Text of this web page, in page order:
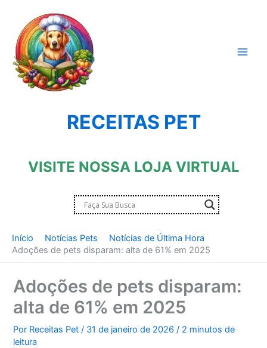
conteúdo
RECEITAS PET
VISITE NOSSA LOJA VIRTUAL
Início Notícias Pets
Notícias de Última Hora
Adoções de pets disparam: alta de 61% em 2025
Adoções de pets disparam:
alta de 61% em 2025
Por Receitas Pet/ 31 de janeiro de 2026/ 2 minutos de
leitura